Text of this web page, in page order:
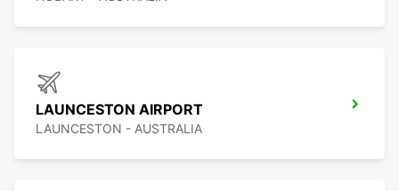
LAUNCESTON AIRPORT
LAUNCESTON - AUSTRALIA